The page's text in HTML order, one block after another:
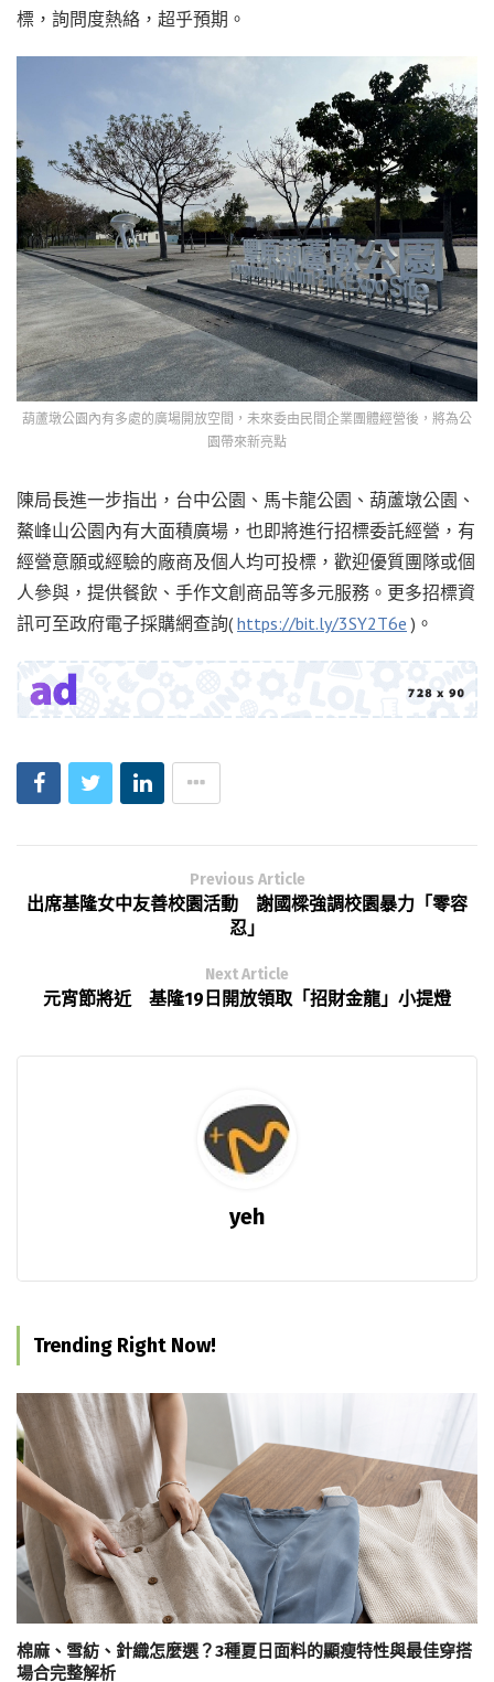
標，詢問度熱絡，超乎預期。
葫蘆墩公園內有多處的廣場開放空間，未來委由民間企業團體經營後，將為公
園帶來新亮點
陳局長進一步指出，台中公園、馬卡龍公園、葫蘆墩公園、
鰲峰山公園內有大面積廣場，也即將進行招標委託經營，有
經營意願或經驗的廠商及個人均可投標，歡迎優質團隊或個
人參與，提供餐飲、手作文創商品等多元服務。更多招標資
訊可至政府電子採購網查詢( https://bit.ly/3SY2T6e )。
Previous Article
出席基隆女中友善校園活動 謝國樑強調校園暴力「零容
忍」
Next Article
元宵節將近 基隆19日開放領取「招財金龍」小提燈
yeh
Trending Right Now!
棉麻、雪紡、針織怎麼選？3種夏日面料的顯瘦特性與最佳穿搭
場合完整解析